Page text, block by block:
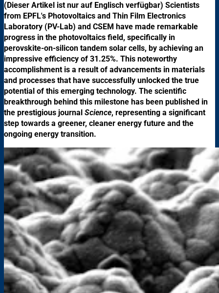
(Dieser Artikel ist nur auf Englisch verfügbar) Scientists
from EPFL's Photovoltaics and Thin Film Electronics
Laboratory (PV-Lab) and CSEM have made remarkable
progress in the photovoltaics field, specifically in
perovskite-on-silicon tandem solar cells, by achieving an
impressive efficiency of 31.25%. This noteworthy
accomplishment is a result of advancements in materials
and processes that have successfully unlocked the true
potential of this emerging technology. The scientific
breakthrough behind this milestone has been published in
the prestigious journal Science, representing a significant
step towards a greener, cleaner energy future and the
ongoing energy transition.